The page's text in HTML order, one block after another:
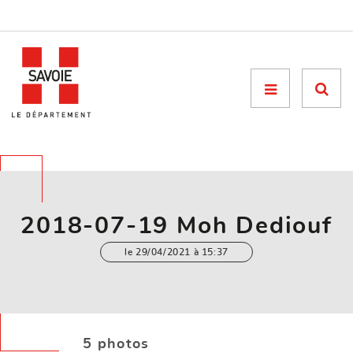
Menu

2018-07-19 Moh Dediouf
le 29/04/2021 à 15:37
5 photos